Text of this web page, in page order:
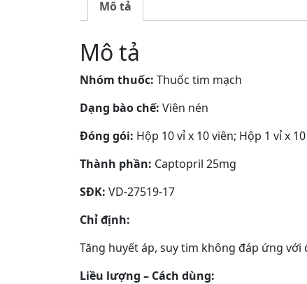
Mô tả
Mô tả
Nhóm thuốc: Thuốc tim mạch
Dạng bào chế: Viên nén
Đóng gói: Hộp 10 vỉ x 10 viên; Hộp 1 vỉ x
Thành phần: Captopril 25mg
SĐK: VD-27519-17
Chỉ định:
Tăng huyết áp, suy tim không đáp ứng
Liều lượng – Cách dùng: